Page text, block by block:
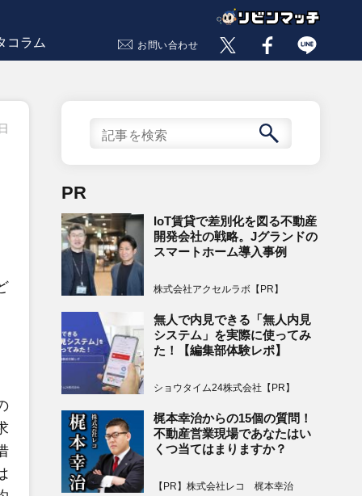
コラム お問い合わせ
PR
IoT賃貸で差別化を図る不動産
開発会社の戦略。Jグランドの
スマートホーム導入事例
株式会社アクセルラボ【PR】
無人で内見できる「無人内見
システム」を実際に使ってみ
た！【編集部体験レポ】
ショウタイム24株式会社【PR】
梶本幸治からの15個の質問！
不動産営業現場であなたはい
くつ当てはまりますか？
【PR】株式会社レコ 梶本幸治